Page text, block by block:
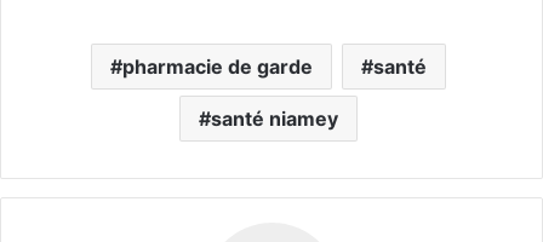
pharmacie de garde santé
santé niamey